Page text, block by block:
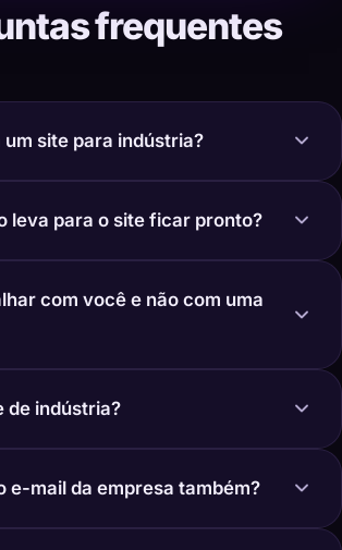
frequentes
site para indústria?
leva para o site ficar pronto?
com você e não com uma
de indústria?
e-mail da empresa também?